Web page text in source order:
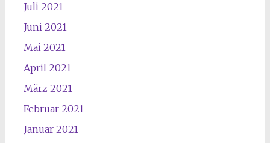
Juli 2021
Juni 2021
Mai 2021
April 2021
März 2021
Februar 2021
Januar 2021